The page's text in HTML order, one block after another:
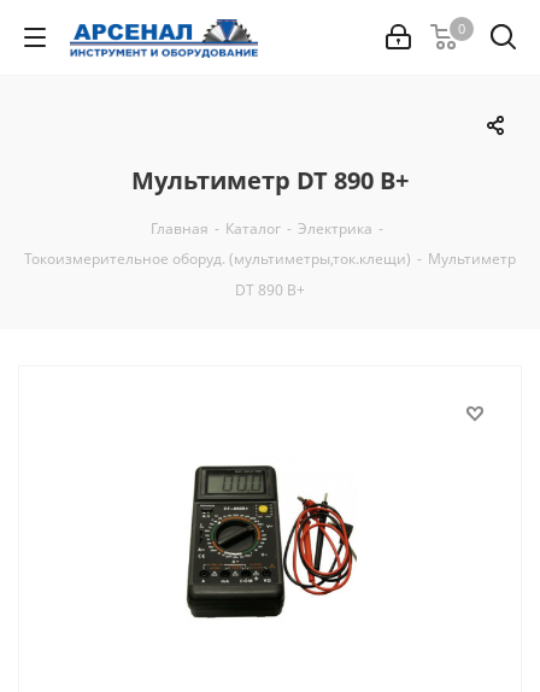
0
Мультиметр DT 890 B+
Главная - Каталог - Электрика -
Токоизмерительное оборуд. (мультиметры,ток.клещи) - Мультиметр
DT 890 B+